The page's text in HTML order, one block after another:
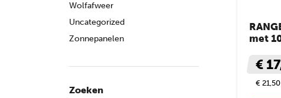
Wolfafweer
Uncategorized
Zonnepanelen
Zoeken
met
€
€ 21,50